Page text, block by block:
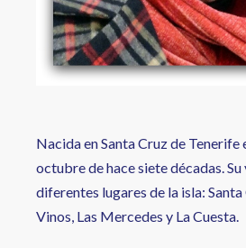
Nacida en Santa Cruz de Tenerife
octubre de hace siete décadas.
diferentes lugares de la isla:
Vinos, Las Mercedes y La Cuesta.